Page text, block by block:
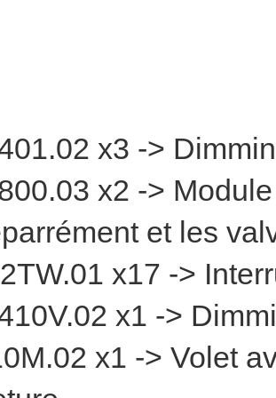
x3 ->
x2 ->
et les
x17 ->
x1 ->
x1 -> Volet